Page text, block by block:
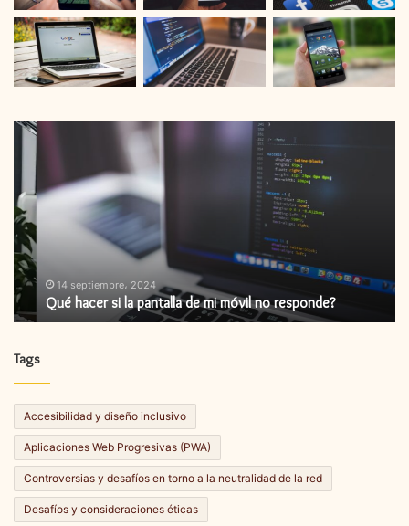
Qué
pantalla
de
mi
móvil
no
responde?
14 septiembre، 2024
Qué hacer si la pantalla de mi móvil no responde?
Tags
Accesibilidad y diseño inclusivo
Aplicaciones Web Progresivas (PWA)
Controversias y desafíos en torno a la neutralidad de la red
Desafíos y consideraciones éticas